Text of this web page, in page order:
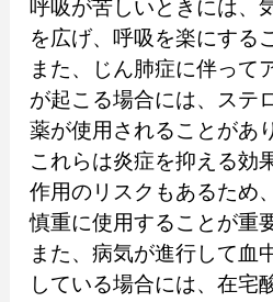
呼吸が苦しいときには、
を広げ、呼吸を楽にする
また、じん肺症に伴って
が起こる場合には、ステ
薬が使用されることがあ
これらは炎症を抑える効
作用のリスクもあるため
慎重に使用することが重
また、病気が進行して血
している場合には、在宅